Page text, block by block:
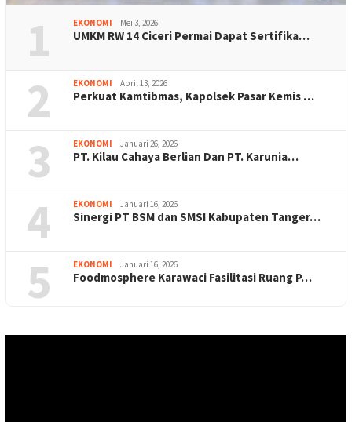
1 EKONOMI Mei 3, 2026
UMKM RW 14 Ciceri Permai Dapat Sertifika…
2 EKONOMI April 13, 2026
Perkuat Kamtibmas, Kapolsek Pasar Kemis …
3 EKONOMI Januari 26, 2026
PT. Kilau Cahaya Berlian Dan PT. Karunia…
4 EKONOMI Januari 16, 2026
Sinergi PT BSM dan SMSI Kabupaten Tanger…
5 EKONOMI Januari 16, 2026
Foodmosphere Karawaci Fasilitasi Ruang P…